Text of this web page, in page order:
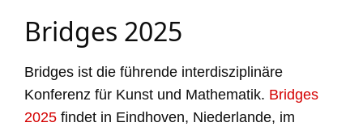
Bridges 2025
Bridges ist die führende interdisziplinäre
Konferenz für Kunst und Mathematik. Bridges
2025 findet in Eindhoven, Niederlande, im